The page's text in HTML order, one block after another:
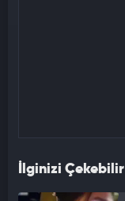
İlginizi Çekebilir